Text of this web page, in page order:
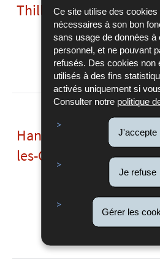
Ce site utilise des cookies
nécessaires à son bon
sans usage de données à
personnel, et ne pouvant
refusés. Des cookies non
utilisés à des fins
activés uniquement si
Consulter notre politique
J'accepte
Je refuse
Gérer les
Thillot
qui
des
Hannonville-sous-
les-Côtes
d'un